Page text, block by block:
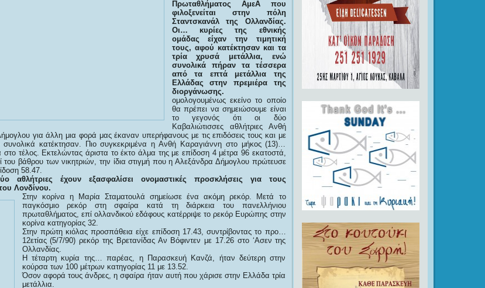
Πρωταθλήματος ΑμεΑ που
φιλοξενείται στην πόλη
Σταντσκανάλ της Ολλανδίας.
Οι… κυρίες της εθνικής
ομάδας είχαν την τιμητική
τους, αφού κατέκτησαν και τα
τρία χρυσά μετάλλια, ενώ
συνολικά πήραν τα τέσσερα
από τα επτά μετάλλια της
Ελλάδας στην πρεμιέρα της
διοργάνωσης.
ομολογουμένως εκείνο το οποίο
θα πρέπει να σημειώσουμε είναι
το γεγονός ότι οι δύο
Καβαλιώτισσες αθλήτριες Ανθή
για άλλη μια φορά μας έκαναν υπερήφανους με τις επιδόσεις τους και με
κατέκτησαν. Πιο συγκεκριμένα η Ανθή Καραγιάννη στο μήκος (13)…
τέλος. Εκτελώντας άριστα το έκτο άλμα της με επίδοση 4 μέτρα 96 εκατοστά,
του βάθρου των νικητριών, την ίδια στιγμή που η Αλεξάνδρα Δήμογλου πρώτευσε
58.47.
αθλήτριες έχουν εξασφαλίσει ονομαστικές προσκλήσεις για τους
Λονδίνου.
Στην κορίνα η Μαρία Σταματουλά σημείωσε ένα ακόμη ρεκόρ. Μετά το
παγκόσμιο ρεκόρ στη σφαίρα κατά τη διάρκεια του πανελλήνιου
πρωταθλήματος, επί ολλανδικού εδάφους κατέρριψε το ρεκόρ Ευρώπης στην
κορίνα κατηγορίας 32.
Στην πρώτη κιόλας προσπάθεια είχε επίδοση 17.43, συντρίβοντας το προ…
12ετίας (5/7/90) ρεκόρ της Βρετανίδας Αν Βόφιντεν με 17.26 στο ‘Ασεν της
Ολλανδίας.
Η τέταρτη κυρία της… παρέας, η Παρασκευή Κανζά, ήταν δεύτερη στην
κούρσα των 100 μέτρων κατηγορίας 11 με 13.52.
Όσον αφορά τους άνδρες, η σφαίρα ήταν αυτή που χάρισε στην Ελλάδα τρία
μετάλλια.